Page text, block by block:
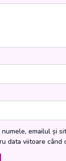
numele, emailul și
data viitoare când